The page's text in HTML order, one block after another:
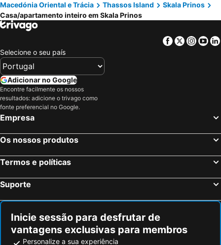
Macedónia Oriental e Trácia
Thassos Island
Skala Prinos
Casa/apartamento inteiro em Skala Prinos
Facebook
Twitter
Selecione o seu país
Adicionar no Google
Encontre facilmente os nossos
resultados: adicione o trivago como
fonte preferencial no Google.
Empresa
Os nossos produtos
Termos e políticas
Suporte
Inicie sessão para desfrutar de
vantagens exclusivas para membros
Personalize a sua experiência